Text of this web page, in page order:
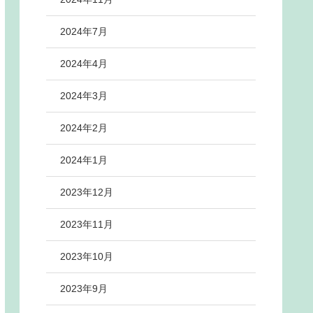
2024年7月
2024年4月
2024年3月
2024年2月
2024年1月
2023年12月
2023年11月
2023年10月
2023年9月